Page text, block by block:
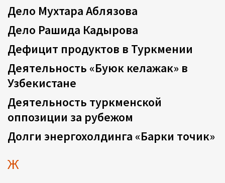
Дело Мухтара Аблязова
Дело Рашида Кадырова
Дефицит продуктов в Туркмении
Деятельность «Буюк келажак» в
Узбекистане
Деятельность туркменской
оппозиции за рубежом
Долги энергохолдинга «Барки точик»
Ж